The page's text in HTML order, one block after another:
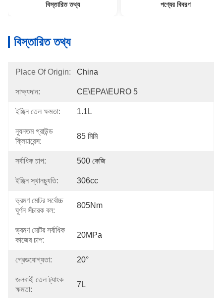
বিস্তারিত তথ্য পণ্যের বিবরণ
বিস্তারিত তথ্য
Place Of Origin: China
সাক্ষ্যদান: CE\EPA\EURO 5
ইঞ্জিন তেল ক্ষমতা: 1.1L
ন্যূনতম গ্রাউন্ড
ক্লিয়ারেন্স:
85 মিমি
সর্বাধিক চাপ: 500 কেজি
ইঞ্জিন স্থানচ্যুতি: 306cc
ভ্রমণ মোটর সর্বোচ্চ
ঘূর্ণন সঁচারক বল:
805Nm
ভ্রমণ মোটর সর্বাধিক
কাজের চাপ:
20MPa
গ্রেডযোগ্যতা: 20°
জলবাহী তেল ট্যাংক
ক্ষমতা:
7L